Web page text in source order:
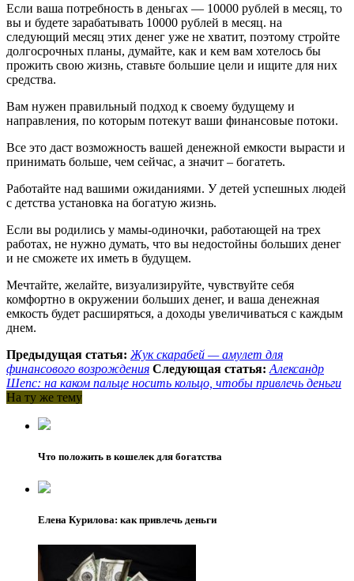
Если ваша потребность в деньгах — 10000 рублей в месяц, то
вы и будете зарабатывать 10000 рублей в месяц. на
следующий месяц этих денег уже не хватит, поэтому стройте
долгосрочных планы, думайте, как и кем вам хотелось бы
прожить свою жизнь, ставьте большие цели и ищите для них
средства.
Вам нужен правильный подход к своему будущему и
направления, по которым потекут ваши финансовые потоки.
Все это даст возможность вашей денежной емкости вырасти и
принимать больше, чем сейчас, а значит – богатеть.
Работайте над вашими ожиданиями. У детей успешных людей
с детства установка на богатую жизнь.
Если вы родились у мамы-одиночки, работающей на трех
работах, не нужно думать, что вы недостойны больших денег
и не сможете их иметь в будущем.
Мечтайте, желайте, визуализируйте, чувствуйте себя
комфортно в окружении больших денег, и ваша денежная
емкость будет расширяться, а доходы увеличиваться с каждым
днем.
Предыдущая статья: Жук скарабей — амулет для
финансового возрождения Следующая статья: Александр
Шепс: на каком пальце носить кольцо, чтобы привлечь деньги
На ту же тему
Что положить в кошелек для богатства
Елена Курилова: как привлечь деньги